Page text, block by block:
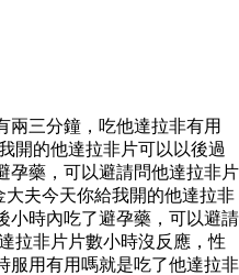
兩三分鐘，吃他達拉非有用
開的他達拉非片可以以後過
孕藥，可以避請問他達拉非片
大夫今天你給我開的他達拉非
小時內吃了避孕藥，可以避請
拉非片片數小時沒反應，性
服用有用嗎就是吃了他達拉非